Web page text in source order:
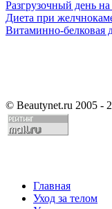
Разгрузочный день
Диета при
Витаминно-белковая
© Beautynet.ru 2005 -
Главная
Уход за телом